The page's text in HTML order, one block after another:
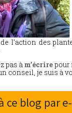
l’action des
pas à m’écrire pour
conseil, je suis à
ce blog par